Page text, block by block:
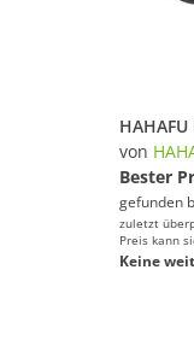
von
Bester
gefunden
zuletzt
Preis kann
Keine